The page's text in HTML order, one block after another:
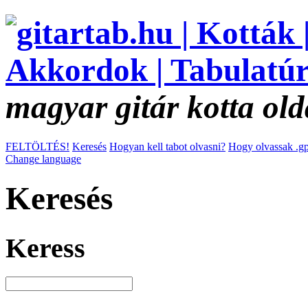
magyar gitár kotta
FELTÖLTÉS! Keresés Hogyan kell tabot olvasni? Hogy olvassak
Change language
Keresés
Keress